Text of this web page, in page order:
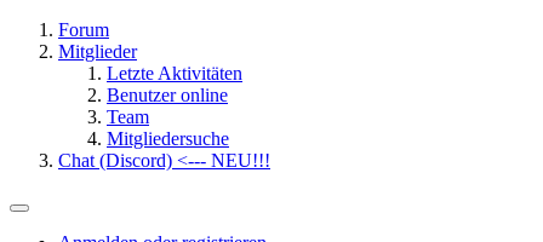
Forum
Mitglieder
Letzte Aktivitäten
Benutzer online
Team
Mitgliedersuche
Chat (Discord) <--- NEU!!!